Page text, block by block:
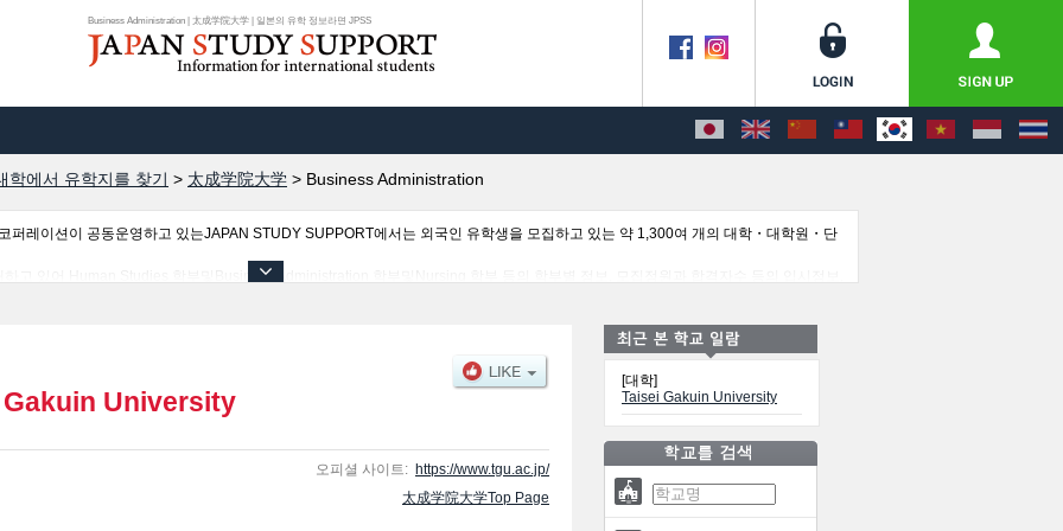
Business Administration | 太成学院大学 | 일본의 유학 정보라면 JPSS
학에서 유학지를 찾기 > 太成学院大学 > Business Administration
퍼레이션이 공동운영하고 있는JAPAN STUDY SUPPORT에서는 외국인 유학생을 모집하고 있는 약 1,300여 개의 대학・대학원・단
고 있어 Human Studies 학부및Business Administration 학부및Nursing 학부 등의 학부별 정보, 모집정원과 합격자수 등의 입시정보,
Gakuin University
오피셜 사이트: https://www.tgu.ac.jp/
太成学院大学Top Page
[대학]
Taisei Gakuin University